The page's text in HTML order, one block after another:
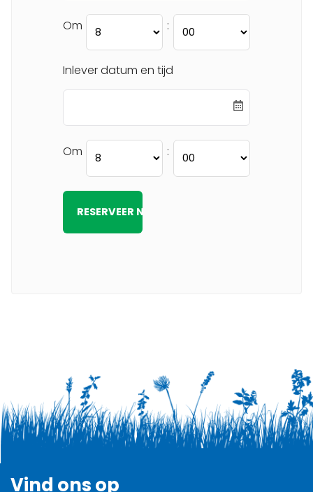
Om :
Inlever datum en tijd
Om :
Vind ons op